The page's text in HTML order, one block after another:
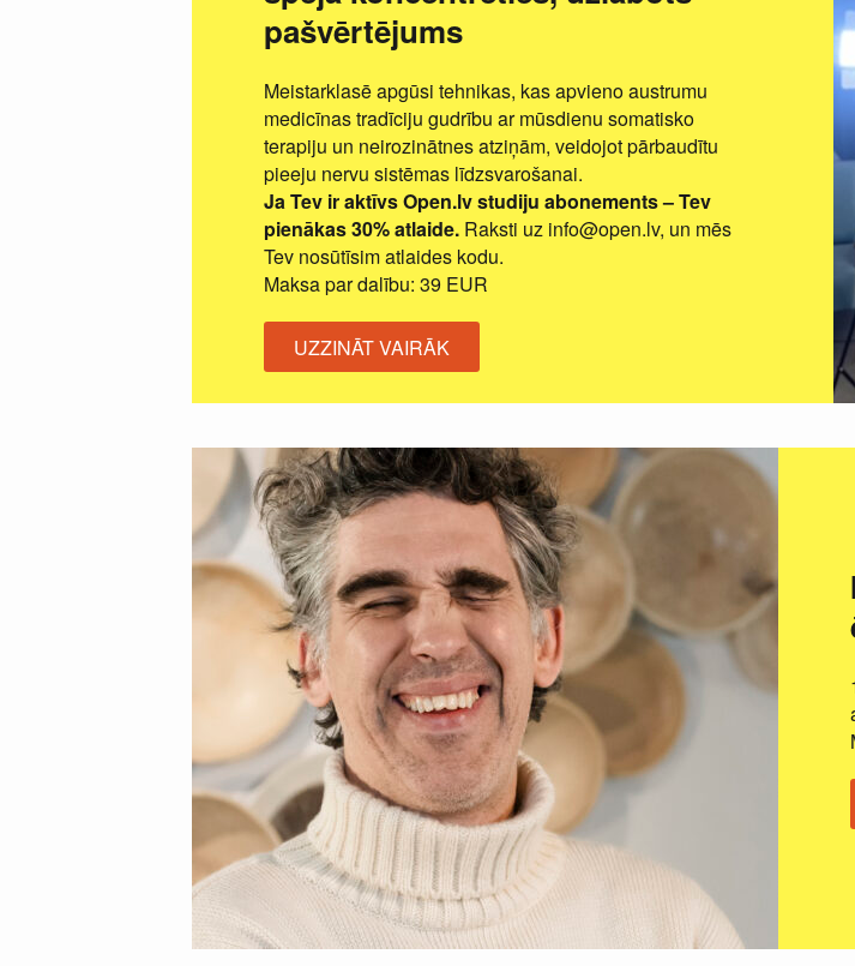
pašvērtējums
Meistarklasē apgūsi tehnikas, kas apvieno austrumu
medicīnas tradīciju gudrību ar mūsdienu somatisko
terapiju un neirozinātnes atziņām, veidojot pārbaudītu
pieeju nervu sistēmas līdzsvarošanai.
Ja Tev ir aktīvs Open.lv studiju abonements – Tev
pienākas 30% atlaide. Raksti uz info@open.lv, un mēs
Tev nosūtīsim atlaides kodu.
Maksa par dalību: 39 EUR
UZZINĀT VAIRĀK